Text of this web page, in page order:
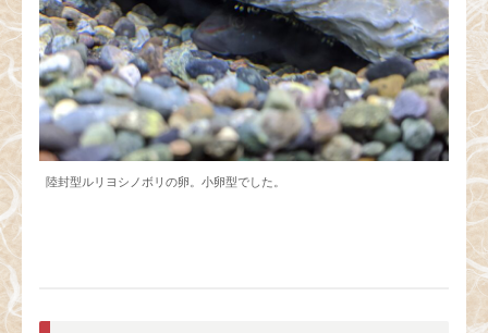
陸封型ルリヨシノボリの卵。小卵型でした。